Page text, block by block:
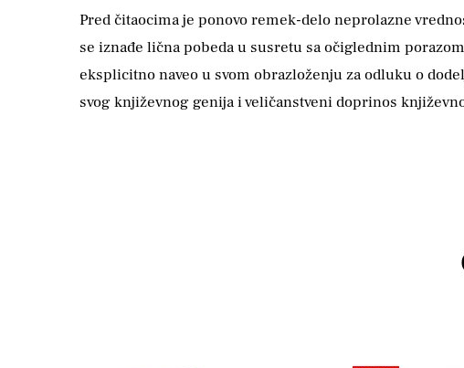
Pred čitaocima je ponovo remek-delo neprolazne
se iznađe lična pobeda u susretu sa očiglednim
eksplicitno naveo u svom obrazloženju za odluku o
svog književnog genija i veličanstveni doprinos